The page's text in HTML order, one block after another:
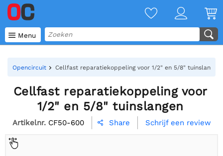
 Menu
Opencircuit Cellfast reparatiekoppeling voor 1/2" en 5/8" tuinslangen
Cellfast reparatiekoppeling voor
1/2" en 5/8" tuinslangen
Artikelnr. CF50-600  Share Schrijf een review